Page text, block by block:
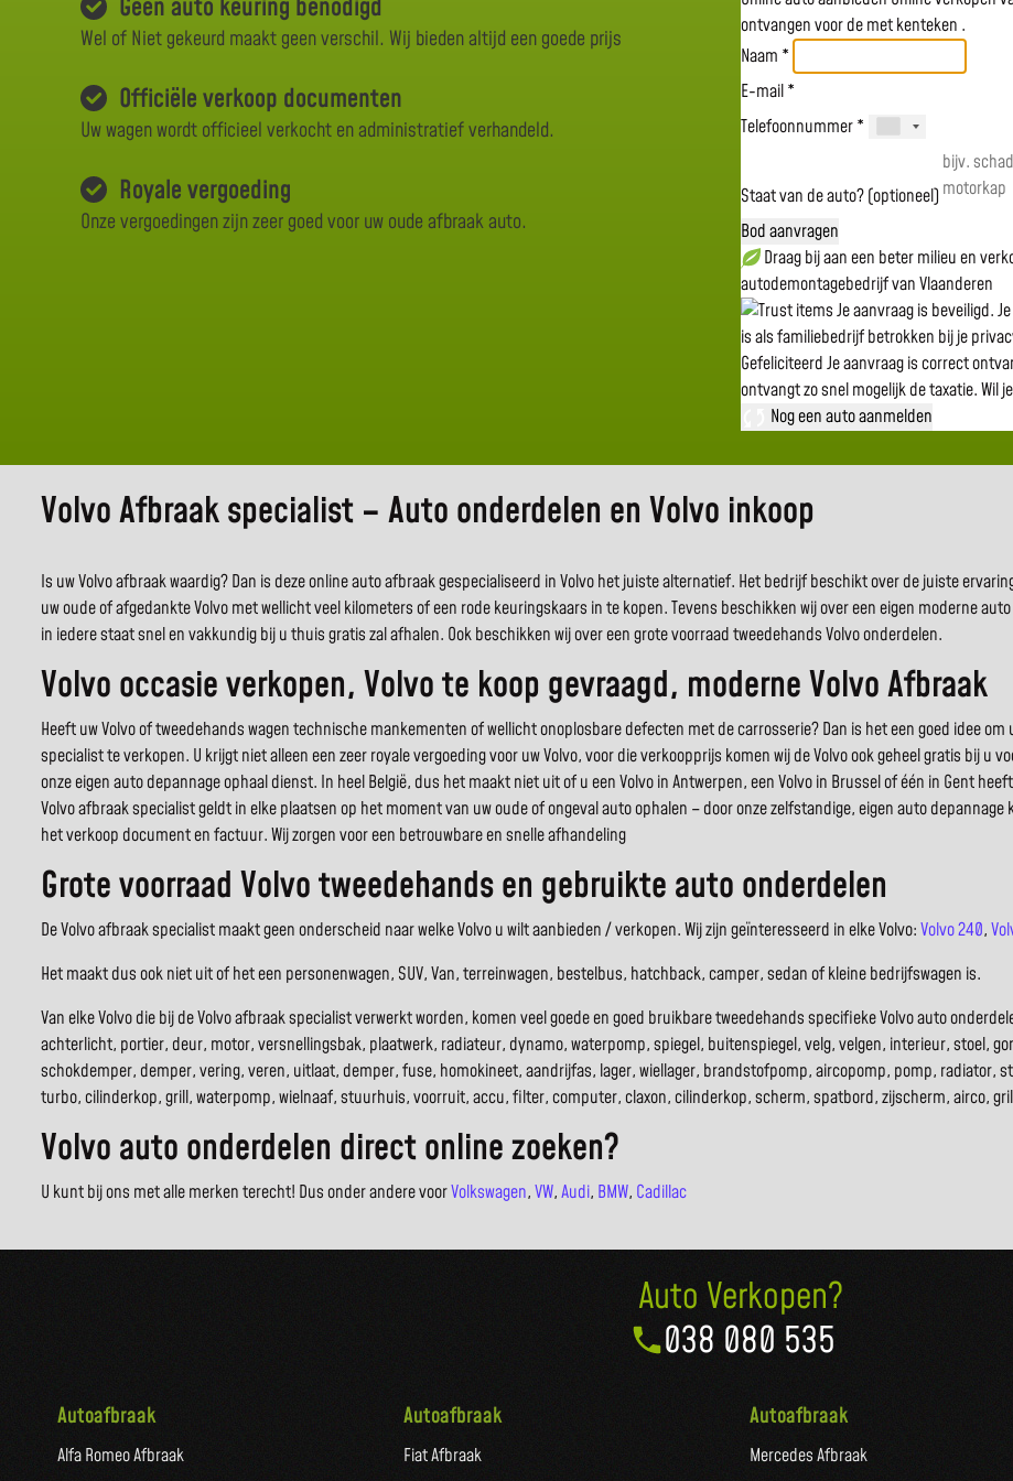
Geen auto keuring benodigd
Wel of Niet gekeurd maakt geen verschil. Wij bieden altijd een goede prijs
Officiële verkoop documenten
Uw wagen wordt officieel verkocht en administratief verhandeld.
Royale vergoeding
Onze vergoedingen zijn zeer goed voor uw oude afbraak auto.
ontvangen voor demet kenteken .
Naam *
E-mail *
Telefoonnummer *
Staat van de auto? (optioneel)
Bod aanvragen
Draag bij aan een beter milieu en
autodemontagebedrijf van Vlaanderen
Je aanvraag is beveiligd.
is als familiebedrijf betrokken bij je
GefeliciteerdJe aanvraag is correct
ontvangt zo snel mogelijk de taxatie.Wil je
Nog een auto aanmelden
Volvo Afbraak specialist – Auto onderdelen en Volvo inkoop
Is uw Volvo afbraak waardig? Dan is deze online auto afbraak gespecialiseerd in Volvo het juiste alternatief. Het bedrijf beschikt over de juiste
uw oude of afgedankte Volvo met wellicht veel kilometers of een rode keuringskaars in te kopen. Tevens beschikken wij over een eigen moderne
in iedere staat snel en vakkundig bij u thuis gratis zal afhalen. Ook beschikken wij over een grote voorraad tweedehands Volvo onderdelen.
Volvo occasie verkopen, Volvo te koop gevraagd, moderne Volvo Afbraak
Heeft uw Volvo of tweedehands wagen technische mankementen of wellicht onoplosbare defecten met de carrosserie? Dan is het een goed idee om
specialist te verkopen. U krijgt niet alleen een zeer royale vergoeding voor uw Volvo, voor die verkoopprijs komen wij de Volvo ook geheel gratis bij u
onze eigen auto depannage ophaal dienst. In heel België, dus het maakt niet uit of u een Volvo in Antwerpen, een Volvo in Brussel of één in Gent
Volvo afbraak specialist geldt in elke plaatsen op het moment van uw oude of ongeval auto ophalen – door onze zelfstandige, eigen auto
het verkoop document en factuur. Wij zorgen voor een betrouwbare en snelle afhandeling
Grote voorraad Volvo tweedehands en gebruikte auto onderdelen
De Volvo afbraak specialist maakt geen onderscheid naar welke Volvo u wilt aanbieden / verkopen. Wij zijn geïnteresseerd in elke Volvo:Volvo 240,
Het maakt dus ook niet uit of het een personenwagen, SUV, Van, terreinwagen, bestelbus, hatchback, camper, sedan of kleine bedrijfswagen is.
Van elke Volvo die bij de Volvo afbraak specialist verwerkt worden, komen veel goede en goed bruikbare tweedehands specifieke Volvo auto
achterlicht, portier, deur, motor, versnellingsbak, plaatwerk, radiateur, dynamo, waterpomp, spiegel, buitenspiegel, velg, velgen, interieur, stoel,
schokdemper, demper, vering, veren, uitlaat, demper, fuse, homokineet, aandrijfas, lager, wiellager, brandstofpomp, aircopomp, pomp, radiator,
turbo, cilinderkop, grill, waterpomp, wielnaaf, stuurhuis, voorruit, accu, filter, computer, claxon, cilinderkop, scherm, spatbord, zijscherm, airco,
Volvo auto onderdelen direct online zoeken?
U kunt bij ons met alle merken terecht! Dus onder andere voorVolkswagen,VW,Audi, BMW, Cadillac
Auto Verkopen?
038 080 535
Autoafbraak
Alfa Romeo Afbraak
Autoafbraak
Fiat Afbraak
Autoafbraak
Mercedes Afbraak